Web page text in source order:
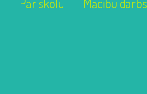
Par skolu Mācību darbs